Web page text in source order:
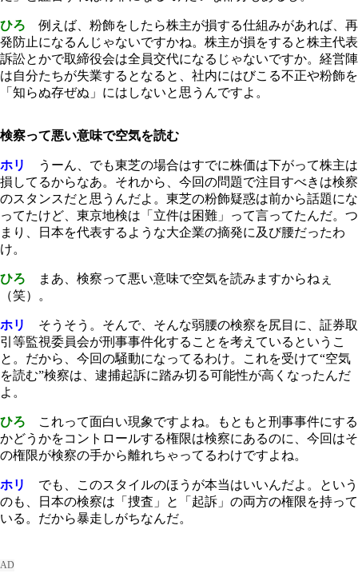
ひろ 例えば、粉飾をしたら株主が損する仕組みがあれば、再
発防止になるんじゃないですかね。株主が損をすると株主代表
訴訟とかで取締役会は全員交代になるじゃないですか。経営陣
は自分たちが失業するとなると、社内にはびこる不正や粉飾を
「知らぬ存ぜぬ」にはしないと思うんですよ。
検察って悪い意味で空気を読む
ホリ
うーん、でも東芝の場合はすでに株価は下がって株主は
損してるからなあ。それから、今回の問題で注目すべきは検察
のスタンスだと思うんだよ。東芝の粉飾疑惑は前から話題にな
ってたけど、東京地検は「立件は困難」って言ってたんだ。つ
まり、日本を代表するような大企業の摘発に及び腰だったわ
け。
ひろ まあ、検察って悪い意味で空気を読みますからねぇ
（笑）。
ホリ
そうそう。そんで、そんな弱腰の検察を尻目に、証券取
引等監視委員会が刑事事件化することを考えているというこ
と。だから、今回の騒動になってるわけ。これを受けて“空気
を読む”検察は、逮捕起訴に踏み切る可能性が高くなったんだ
よ。
ひろ これって面白い現象ですよね。もともと刑事事件にする
かどうかをコントロールする権限は検察にあるのに、今回はそ
の権限が検察の手から離れちゃってるわけですよね。
ホリ
でも、このスタイルのほうが本当はいいんだよ。という
のも、日本の検察は「捜査」と「起訴」の両方の権限を持って
いる。だから暴走しがちなんだ。